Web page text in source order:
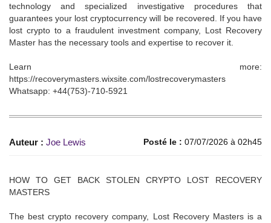
technology and specialized investigative procedures that
guarantees your lost cryptocurrency will be recovered. If you have
lost crypto to a fraudulent investment company, Lost Recovery
Master has the necessary tools and expertise to recover it.
Learn more:
https://recoverymasters.wixsite.com/lostrecoverymasters
Whatsapp: +44(753)-710-5921
Auteur : Joe Lewis Posté le : 07/07/2026 à 02h45
HOW TO GET BACK STOLEN CRYPTO LOST RECOVERY
MASTERS
The best crypto recovery company, Lost Recovery Masters is a